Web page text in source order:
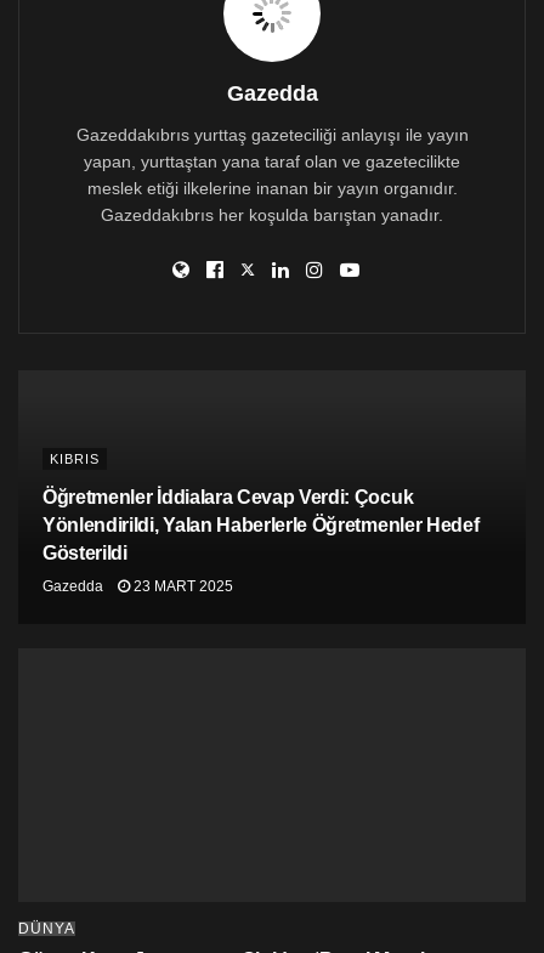
Fotoğraf: Havadis Gazetesi
Gazedda
Gazeddakıbrıs yurttaş gazeteciliği anlayışı ile yayın
yapan, yurttaştan yana taraf olan ve gazetecilikte
meslek etiği ilkelerine inanan bir yayın organıdır.
Gazeddakıbrıs her koşulda barıştan yanadır.
KIBRIS
Öğretmenler İddialara Cevap Verdi: Çocuk
Yönlendirildi, Yalan Haberlerle Öğretmenler Hedef
Gösterildi
Gazedda 23 MART 2025
DÜNYA